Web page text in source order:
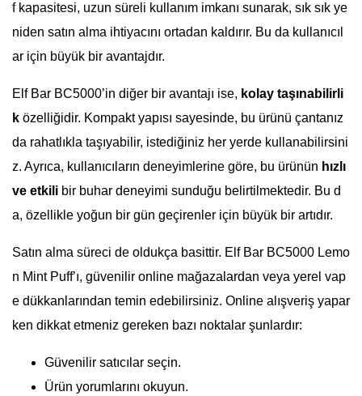
f kapasitesi, uzun süreli kullanım imkanı sunarak, sık sık ye
niden satın alma ihtiyacını ortadan kaldırır. Bu da kullanıcıl
ar için büyük bir avantajdır.
Elf Bar BC5000’in diğer bir avantajı ise, kolay taşınabilirli
k özelliğidir. Kompakt yapısı sayesinde, bu ürünü çantanız
da rahatlıkla taşıyabilir, istediğiniz her yerde kullanabilirsini
z. Ayrıca, kullanıcıların deneyimlerine göre, bu ürünün hızlı
ve etkili bir buhar deneyimi sunduğu belirtilmektedir. Bu d
a, özellikle yoğun bir gün geçirenler için büyük bir artıdır.
Satın alma süreci de oldukça basittir. Elf Bar BC5000 Lemo
n Mint Puff’ı, güvenilir online mağazalardan veya yerel vap
e dükkanlarından temin edebilirsiniz. Online alışveriş yapar
ken dikkat etmeniz gereken bazı noktalar şunlardır:
Güvenilir satıcılar seçin.
Ürün yorumlarını okuyun.